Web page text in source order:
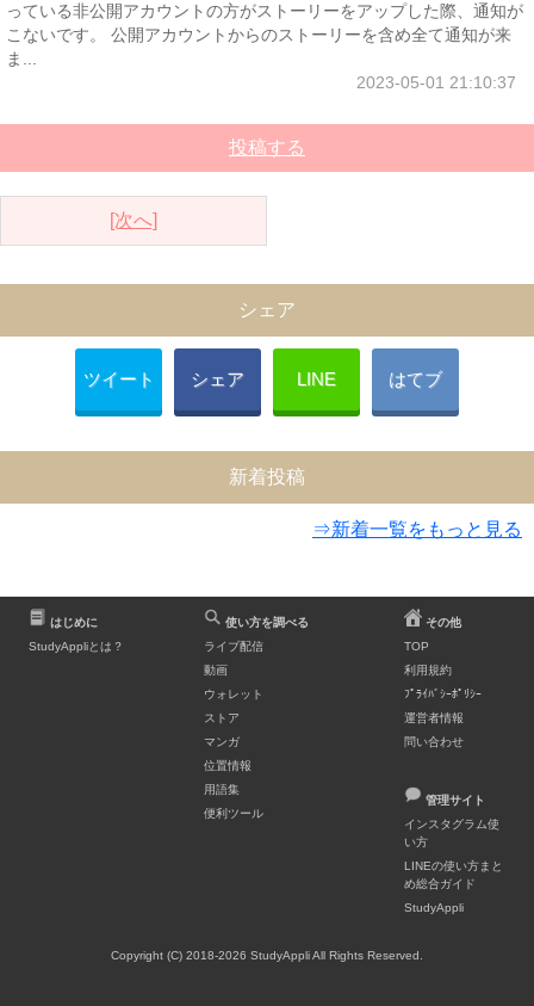
っている非公開アカウントの方がストーリーをアップした際、通知が
こないです。 公開アカウントからのストーリーを含め全て通知が来
ま...
2023-05-01 21:10:37
投稿する
[次へ]
シェア
ツイート シェア LINE はてブ
新着投稿
⇒新着一覧をもっと見る
はじめに
StudyAppliとは？
使い方を調べる
ライブ配信
動画
ウォレット
ストア
マンガ
位置情報
用語集
便利ツール
その他
TOP
利用規約
ﾌﾟﾗｲﾊﾞｼｰﾎﾟﾘｼｰ
運営者情報
問い合わせ
管理サイト
インスタグラム使
い方
LINEの使い方まと
め総合ガイド
StudyAppli
Copyright (C) 2018-2026 StudyAppli All Rights Reserved.